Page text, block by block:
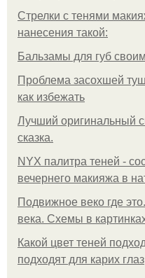
Стрелки с тенями
нанесения такой:
Бальзамы для губ
Проблема засохшей
как избежать
Лучший оригинальный
сказка.
NYX палитра теней -
вечернего макияжа в
Подвижное веко где
века. Схемы в
Какой цвет теней
подходят для карих глаз